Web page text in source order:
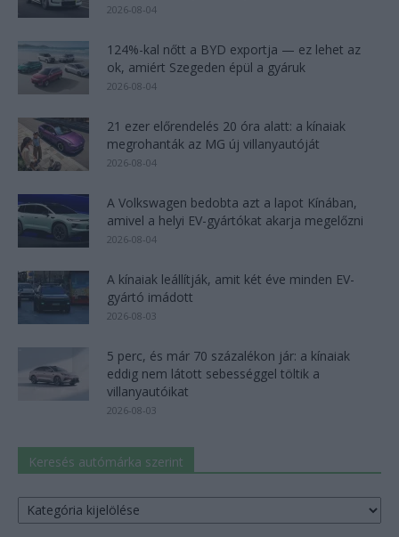
2026-08-04
124%-kal nőtt a BYD exportja — ez lehet az
ok, amiért Szegeden épül a gyáruk
2026-08-04
21 ezer előrendelés 20 óra alatt: a kínaiak
megrohanták az MG új villanyautóját
2026-08-04
A Volkswagen bedobta azt a lapot Kínában,
amivel a helyi EV-gyártókat akarja megelőzni
2026-08-04
A kínaiak leállítják, amit két éve minden EV-
gyártó imádott
2026-08-03
5 perc, és már 70 százalékon jár: a kínaiak
eddig nem látott sebességgel töltik a
villanyautóikat
2026-08-03
Keresés autómárka szerint
Keresés
autómárka